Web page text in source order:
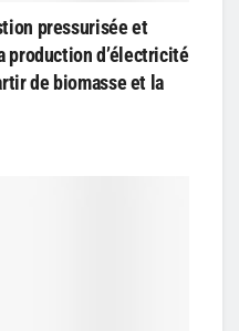
pressurisée et
production d’électricité
de biomasse et la